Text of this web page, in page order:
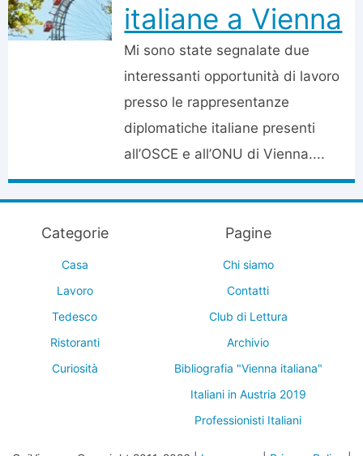
italiane a Vienna
Mi sono state segnalate due
interessanti opportunità di lavoro
presso le rappresentanze
diplomatiche italiane presenti
all’OSCE e all’ONU di Vienna....
Categorie
Casa
Lavoro
Tedesco
Ristoranti
Curiosità
Pagine
Chi siamo
Contatti
Club di Lettura
Archivio
Bibliografia "Vienna italiana"
Italiani in Austria 2019
Professionisti Italiani